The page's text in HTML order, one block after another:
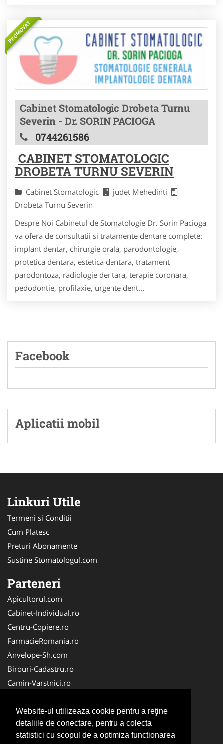
Website-ul utilizeaza cookie pentru a reţine
detaliile de conectare, pentru a colecta
statistici cu scopul de a optimiza functionarea
PROMOVAT
Cabinet Stomatologic Drobeta Turnu
Severin - Dr. SORIN PACIOGA
0744261586
CABINET STOMATOLOGIC
DROBETA TURNU SEVERIN
Cabinet Stomatologic
judet Mehedinti
Drobeta Turnu Severin
Despre Noi Cabinetul de Stomatologie Dr. Sorin Pacioga
va ofera de consultatii si tratamente dentare complete:
implant dentar, chirurgie orala, parodontologie,
protetica dentara, estetica dentara, tratament
parodontoza, radiologie dentara, terapie coronara,
pedodontie, profilaxie, urgente dent...
Facebook
Aplicatii mobil
Linkuri Utile
Termeni si Conditii
Cum Platesc
Preturi Abonamente
Sustine Stomatologul.com
Parteneri
Apicultorul.com
Cabinet-Individual.ro
Centru-Copiere.ro
FarmacieRomania.ro
Anvelope-Sh.com
Birouri-Cadastru.ro
Camin-Varstnici.ro
Cabinet-Ginecologic.ro
Cabinet-Psihologie.com
Clinica-Privata.ro